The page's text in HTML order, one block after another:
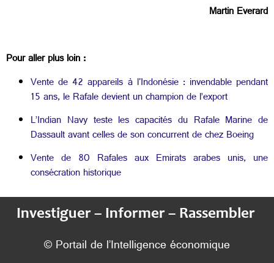
Martin Everard
Pour aller plus loin :
Vente de 42 appareils à l'Indonésie : invendable pendant
15 ans, le Rafale devient un champion de l’export
L’Indian Navy teste les capacités du Rafale Marine de
Dassault avant celles de son concurrent de chez Boeing
Vente de 80 Rafales aux Emirats arabes unis, une
consécration historique
Investiguer – Informer – Rassembler
© Portail de l’Intelligence économique